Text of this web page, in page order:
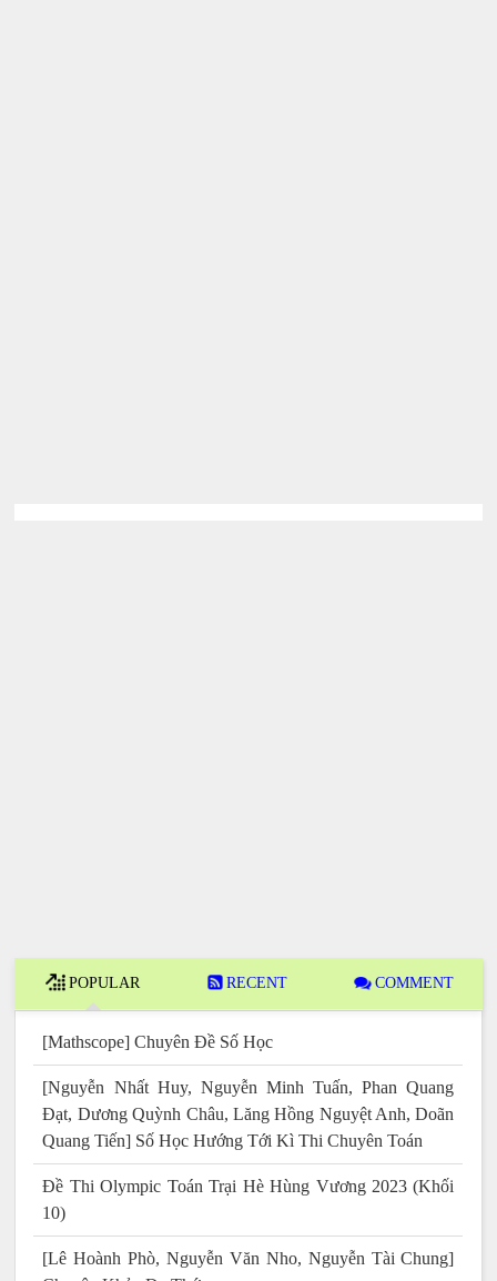
POPULAR RECENT COMMENT
[Mathscope] Chuyên Đề Số Học
[Nguyễn Nhất Huy, Nguyễn Minh Tuấn, Phan Quang
Đạt, Dương Quỳnh Châu, Lăng Hồng Nguyệt Anh, Doãn
Quang Tiến] Số Học Hướng Tới Kì Thi Chuyên Toán
Đề Thi Olympic Toán Trại Hè Hùng Vương 2023 (Khối
10)
[Lê Hoành Phò, Nguyễn Văn Nho, Nguyễn Tài Chung]